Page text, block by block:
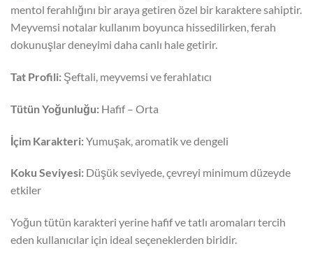
mentol ferahlığını bir araya getiren özel bir karaktere sahiptir.
Meyvemsi notalar kullanım boyunca hissedilirken, ferah
dokunuşlar deneyimi daha canlı hale getirir.
Tat Profili: Şeftali, meyvemsi ve ferahlatıcı
Tütün Yoğunluğu: Hafif – Orta
İçim Karakteri:Yumuşak, aromatik ve dengeli
Koku Seviyesi: Düşük seviyede, çevreyi minimum düzeyde
etkiler
Yoğun tütün karakteri yerine hafif ve tatlı aromaları tercih
eden kullanıcılar için ideal seçeneklerden biridir.